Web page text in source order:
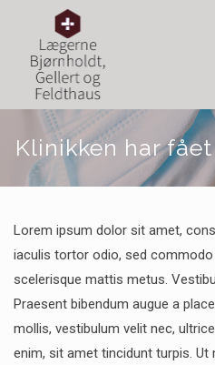
Klinikken har
Lorem ipsum dolor sit amet,
iaculis tortor odio, sed
scelerisque mattis metus.
Praesent bibendum augue a
mollis, vestibulum velit nec,
enim, sit amet tincidunt turpis. Ut